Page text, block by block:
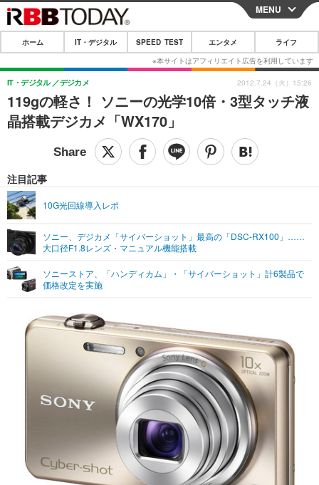
CLOSE
ホーム
IT・デジタル
IT・デジタルTOP スマートフォン
ショッピング その他
SPEED TEST
エンタメTOP 映画・ドラマ
グラビア
ショッピング その他
ライフTOP
その他
リリース一覧
プッシュ通知の停止方法
MENU
ホーム IT・デジタル SPEED TEST エンタメ ライフ
119gの軽さ！ ソニーの光学10倍・3型タッチ液
晶搭載デジカメ「WX170」
IT・デジタル デジカメ
注目記事
10G光回線導入レポ
ソニー、デジカメ「サイバーショット」最高の「DSC-RX100」……
大口径F1.8レンズ・マニュアル機能搭載
ソニーストア、「ハンディカム」・「サイバーショット」計6製品で
価格改定を実施
2012.7.24（火）15:26